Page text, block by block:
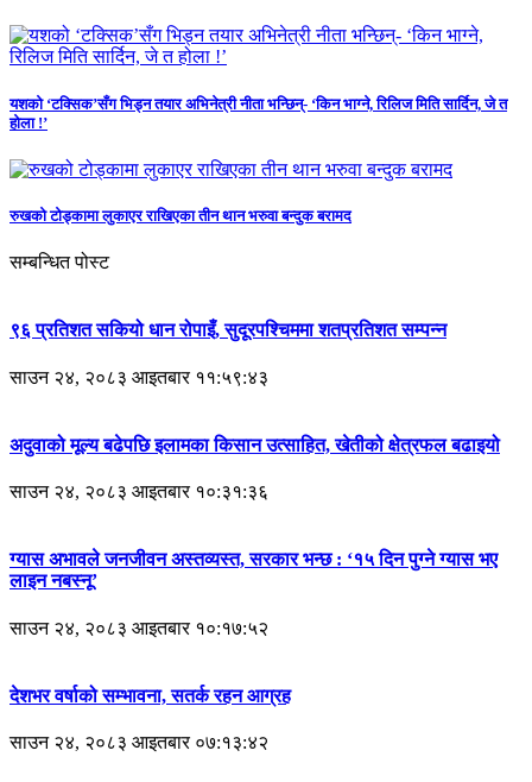
यशको ‘टक्सिक’सँग भिड्न तयार अभिनेत्री नीता भन्छिन्- ‘किन भाग्ने, रिलिज मिति सार्दिन, जे त
होला !’
रुखको टोड्कामा लुकाएर राखिएका तीन थान भरुवा बन्दुक बरामद
सम्बन्धित पोस्ट
९६ प्रतिशत सकियो धान रोपाइँ, सुदूरपश्चिममा शतप्रतिशत सम्पन्न
साउन २४, २०८३ आइतबार ११:५९:४३
अदुवाको मूल्य बढेपछि इलामका किसान उत्साहित, खेतीको क्षेत्रफल बढाइयो
साउन २४, २०८३ आइतबार १०:३१:३६
ग्यास अभावले जनजीवन अस्तव्यस्त, सरकार भन्छ : ‘१५ दिन पुग्ने ग्यास भए
लाइन नबस्नू’
साउन २४, २०८३ आइतबार १०:१७:५२
देशभर वर्षाको सम्भावना, सतर्क रहन आग्रह
साउन २४, २०८३ आइतबार ०७:१३:४२